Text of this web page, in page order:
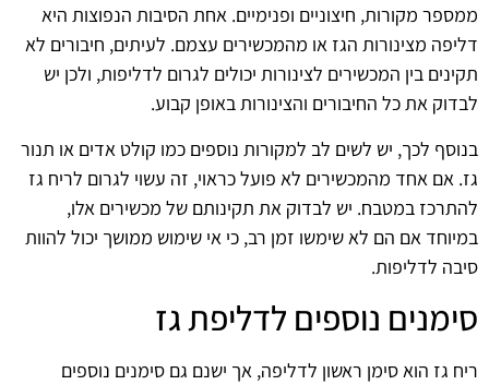
ממספר מקורות, חיצוניים ופנימיים. אחת הסיבות הנפוצות היא
דליפה מצינורות הגז או מהמכשירים עצמם. לעיתים, חיבורים לא
תקינים בין המכשירים לצינורות יכולים לגרום לדליפות, ולכן יש
לבדוק את כל החיבורים והצינורות באופן קבוע.
בנוסף לכך, יש לשים לב למקורות נוספים כמו קולט אדים או תנור
גז. אם אחד מהמכשירים לא פועל כראוי, זה עשוי לגרום לריח גז
להתרכז במטבח. יש לבדוק את תקינותם של מכשירים אלו,
במיוחד אם הם לא שימשו זמן רב, כי אי שימוש ממושך יכול להוות
סיבה לדליפות.
סימנים נוספים לדליפת גז
ריח גז הוא סימן ראשון לדליפה, אך ישנם גם סימנים נוספים